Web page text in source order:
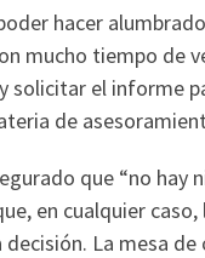
hacer
mucho tiempo de
solicitar el informe
de
que “no hay
en cualquier
La mesa